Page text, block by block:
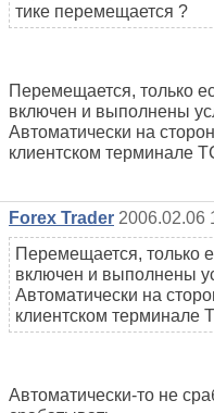
тике перемещается ?
Перемещается, только
включен и выполнены
Автоматически на
клиентском терминале
Forex Trader 2006.02.06
Перемещается, только
включен и выполнены
Автоматически на
клиентском терминале
Автоматически-то не